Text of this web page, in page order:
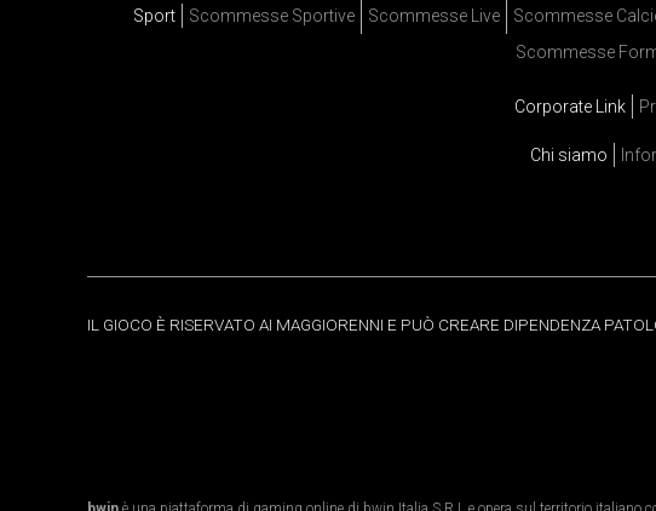
Sport Scommesse Sportive Scommesse Live Scommesse
Scommesse
Corporate Link
Chi siamo
IL GIOCO È RISERVATO AI MAGGIORENNI E PUÒ CREARE DIPENDENZA